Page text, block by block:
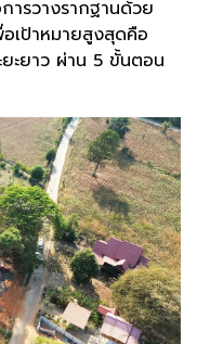
ารวางรากฐานด้วย
เป้าหมายสูงสุดคือ
ะยาว ผ่าน 5 ขั้นตอน